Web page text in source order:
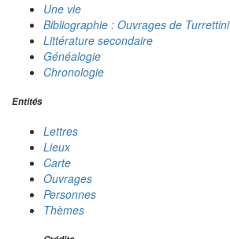
Une vie
Bibliographie : Ouvrages de Turrettini
Littérature secondaire
Généalogie
Chronologie
Entités
Lettres
Lieux
Carte
Ouvrages
Personnes
Thèmes